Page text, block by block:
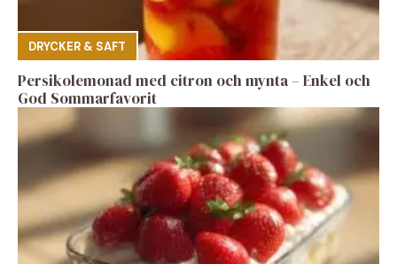
DRYCKER & SAFT
Persikolemonad med citron och mynta – Enkel och
God Sommarfavorit